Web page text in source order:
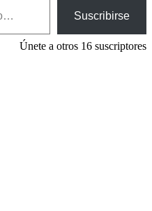
Suscribirse
Únete a otros 16 suscriptores